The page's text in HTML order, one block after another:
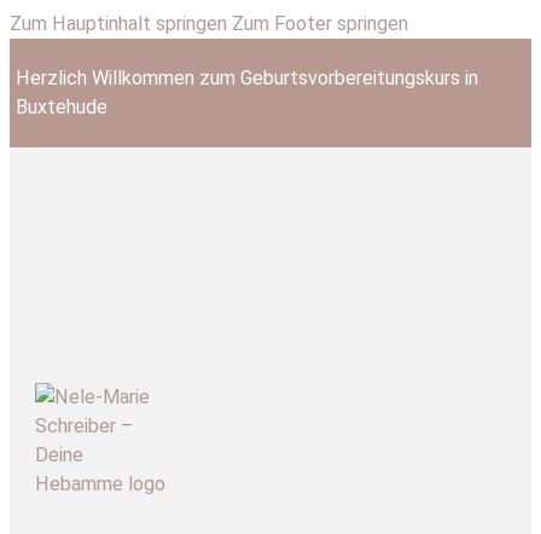
Zum Hauptinhalt springen Zum Footer springen
Herzlich Willkommen zum Geburtsvorbereitungskurs in
Buxtehude